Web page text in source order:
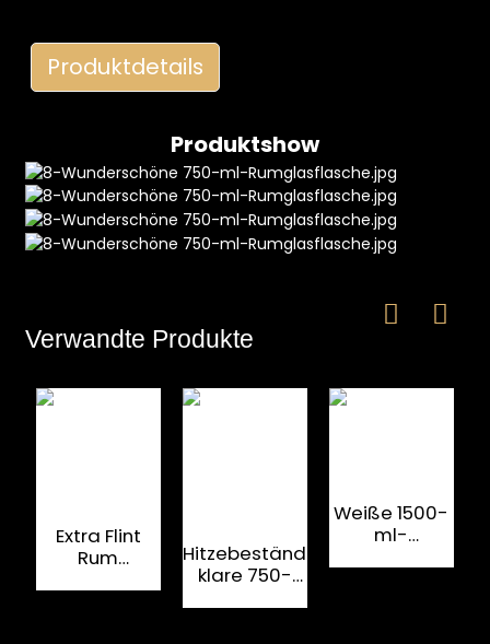
Produktdetails
Produktshow
Verwandte Produkte
Extra Flint
Rum
Hitzebeständige,
klare 750-
Weiße 1500-
ml-